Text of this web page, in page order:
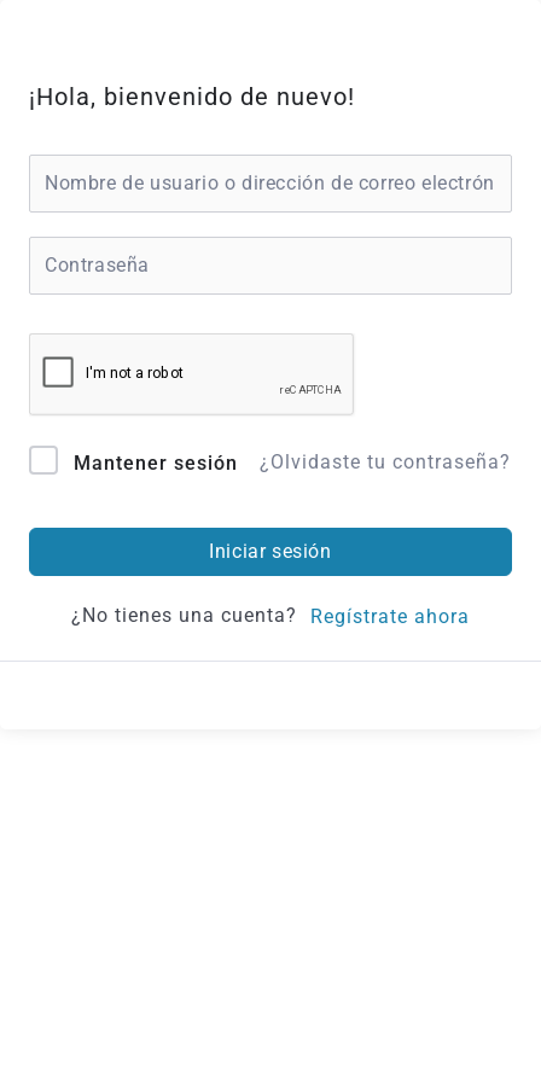
contenido
¡Hola, bienvenido de nuevo!
Mantener sesión ¿Olvidaste tu contraseña?
Iniciar sesión
¿No tienes una cuenta? Regístrate ahora